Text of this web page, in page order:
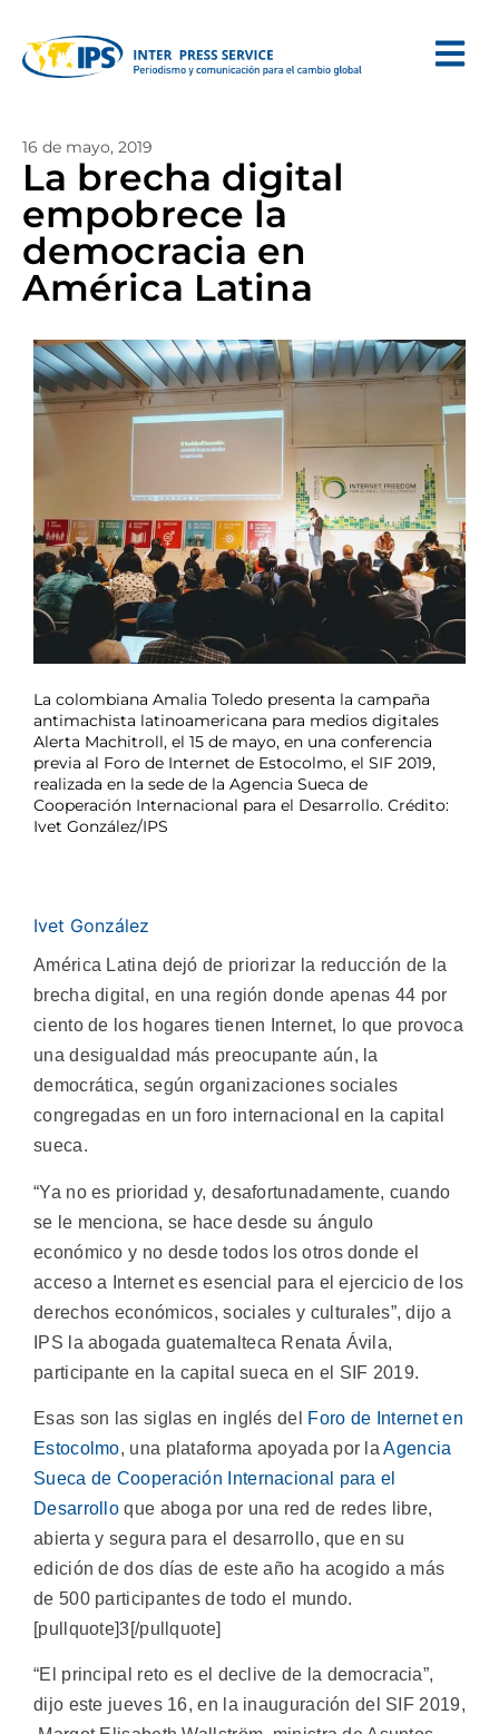
16 de mayo, 2019
La brecha digital
empobrece la
democracia en
América Latina
La colombiana Amalia Toledo presenta la campaña
antimachista latinoamericana para medios digitales
Alerta Machitroll, el 15 de mayo, en una conferencia
previa al Foro de Internet de Estocolmo, el SIF 2019,
realizada en la sede de la Agencia Sueca de
Cooperación Internacional para el Desarrollo. Crédito:
Ivet González/IPS
Ivet González
América Latina dejó de priorizar la reducción de la
brecha digital, en una región donde apenas 44 por
ciento de los hogares tienen Internet, lo que provoca
una desigualdad más preocupante aún, la
democrática, según organizaciones sociales
congregadas en un foro internacional en la capital
sueca.
“Ya no es prioridad y, desafortunadamente, cuando
se le menciona, se hace desde su ángulo
económico y no desde todos los otros donde el
acceso a Internet es esencial para el ejercicio de los
derechos económicos, sociales y culturales”, dijo a
IPS la abogada guatemalteca Renata Ávila,
participante en la capital sueca en el SIF 2019.
Esas son las siglas en inglés del
Foro de Internet en
Estocolmo, una plataforma apoyada por laAgencia
Sueca de Cooperación Internacional para el
Desarrollo que aboga por una red de redes libre,
abierta y segura para el desarrollo, que en su
edición de dos días de este año ha acogido a más
de 500 participantes de todo el mundo.
[pullquote]3[/pullquote]
“El principal reto es el declive de la democracia”,
dijo este jueves 16, en la inauguración del SIF 2019,